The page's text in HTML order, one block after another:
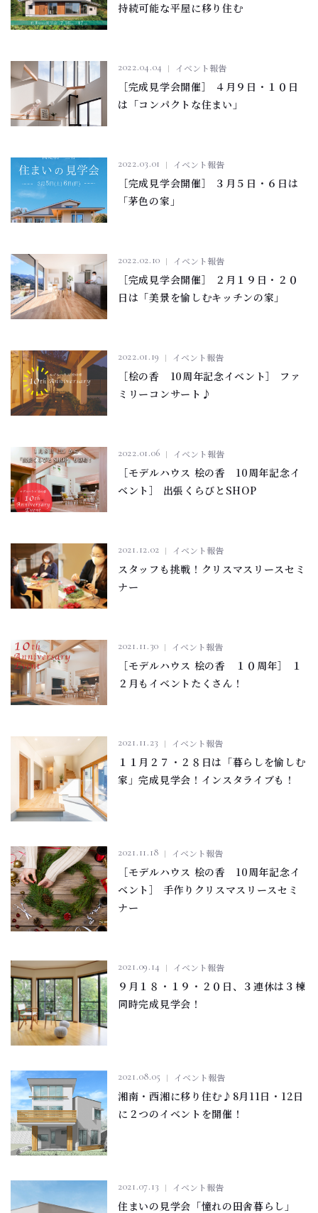
持続可能な平屋に移り住む
2022.04.04 イベント報告
［完成見学会開催］ ４月９日・１０日
は「コンパクトな住まい」
2022.03.01 イベント報告
［完成見学会開催］ ３月５日・６日は
「茅色の家」
2022.02.10 イベント報告
［完成見学会開催］ ２月１９日・２０
日は「美景を愉しむキッチンの家」
2022.01.19 イベント報告
［桧の香 10周年記念イベント］ ファ
ミリーコンサート♪
2022.01.06 イベント報告
［モデルハウス 桧の香 10周年記念イ
ベント］ 出張くらびとSHOP
2021.12.02 イベント報告
スタッフも挑戦！クリスマスリースセミ
ナー
2021.11.30 イベント報告
［モデルハウス 桧の香 １０周年］ １
２月もイベントたくさん！
2021.11.23 イベント報告
１１月２７・２８日は「暮らしを愉しむ
家」完成見学会！インスタライブも！
2021.11.18 イベント報告
［モデルハウス 桧の香 10周年記念イ
ベント］ 手作りクリスマスリースセミ
ナー
2021.09.14 イベント報告
９月１８・１９・２０日、３連休は３棟
同時完成見学会！
2021.08.05 イベント報告
湘南・西湘に移り住む♪8月11日・12日
に２つのイベントを開催！
2021.07.13 イベント報告
住まいの見学会「憧れの田舎暮らし」